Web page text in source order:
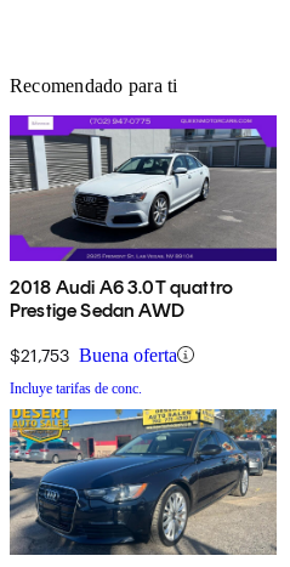
Recomendado para ti
2018 Audi A6 3.0T quattro
Prestige Sedan AWD
$21,753 Buena oferta
Incluye tarifas de conc.